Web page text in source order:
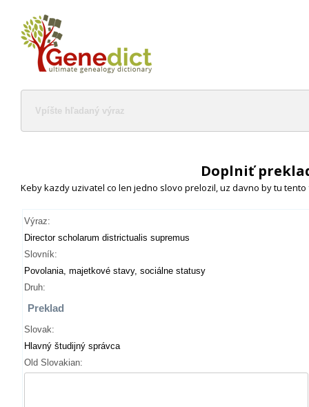
Doplniť
Keby kazdy uzivatel co len jedno slovo prelozil, uz davno by tu
Výraz:
Director scholarum districtualis supremus
Slovník:
Povolania, majetkové stavy, sociálne statusy
Druh:
Preklad
Slovak:
Hlavný študijný správca
Old Slovakian: